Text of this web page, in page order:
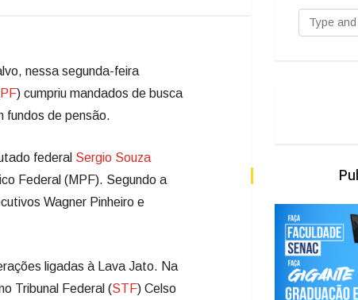
nessa segunda-feira
PF) cumpriu mandados de busca
fundos de pensão.
federal Sergio Souza
Federal (MPF). Segundo a
Wagner Pinheiro e
ligadas à Lava Jato. Na
Tribunal Federal (STF) Celso